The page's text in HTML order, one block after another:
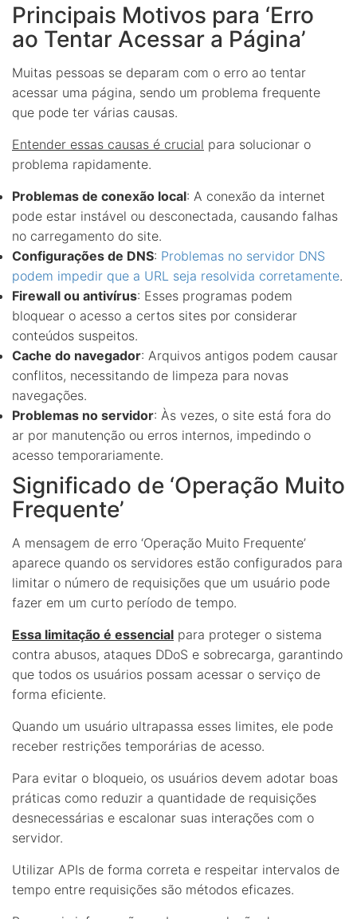
Principais Motivos para ‘Erro
ao Tentar Acessar a Página’
Muitas pessoas se deparam com o erro ao tentar
acessar uma página, sendo um problema frequente
que pode ter várias causas.
Entender essas causas é crucial para solucionar o
problema rapidamente.
Problemas de conexão local: A conexão da internet
pode estar instável ou desconectada, causando falhas
no carregamento do site.
Configurações de DNS: Problemas no servidor DNS
podem impedir que a URL seja resolvida corretamente.
Firewall ou antivírus: Esses programas podem
bloquear o acesso a certos sites por considerar
conteúdos suspeitos.
Cache do navegador: Arquivos antigos podem causar
conflitos, necessitando de limpeza para novas
navegações.
Problemas no servidor: Às vezes, o site está fora do
ar por manutenção ou erros internos, impedindo o
acesso temporariamente.
Significado de ‘Operação Muito
Frequente’
A mensagem de erro ‘Operação Muito Frequente’
aparece quando os servidores estão configurados para
limitar o número de requisições que um usuário pode
fazer em um curto período de tempo.
Essa limitação é essencial para proteger o sistema
contra abusos, ataques DDoS e sobrecarga, garantindo
que todos os usuários possam acessar o serviço de
forma eficiente.
Quando um usuário ultrapassa esses limites, ele pode
receber restrições temporárias de acesso.
Para evitar o bloqueio, os usuários devem adotar boas
práticas como reduzir a quantidade de requisições
desnecessárias e escalonar suas interações com o
servidor.
Utilizar APIs de forma correta e respeitar intervalos de
tempo entre requisições são métodos eficazes.